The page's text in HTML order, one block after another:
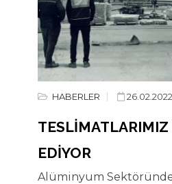
HABERLER 26.02.2022
TESLİMATLARIMIZ
EDİYOR
Alüminyum